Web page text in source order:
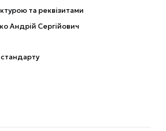
та реквізитами
Андрій Сергійович